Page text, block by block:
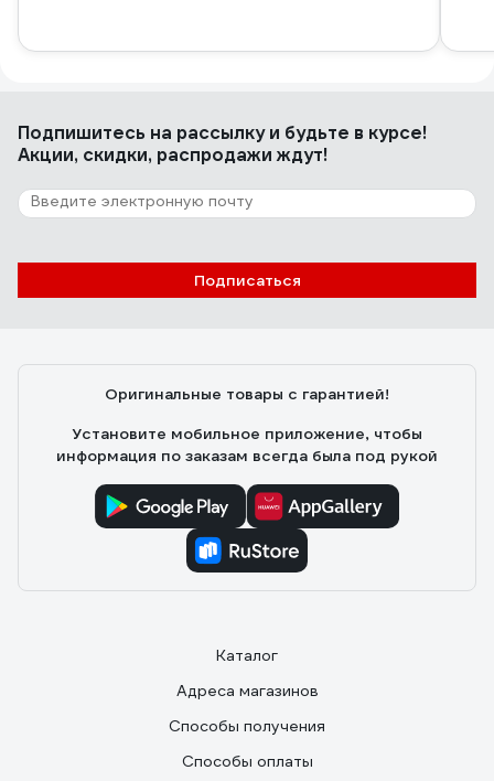
Подпишитесь на рассылкуи будьте в курсе!
Акции, скидки, распродажи ждут!
Подписаться
Оригинальные товары с гарантией!
Установите мобильное приложение, чтобы
информация по заказам всегда была под рукой
Каталог
Адреса магазинов
Способы получения
Способы оплаты